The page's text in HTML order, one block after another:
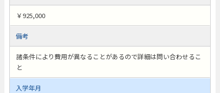
￥925,000
備考
諸条件により費用が異なることがあるので詳細は問い合わせるこ
と
入学年月